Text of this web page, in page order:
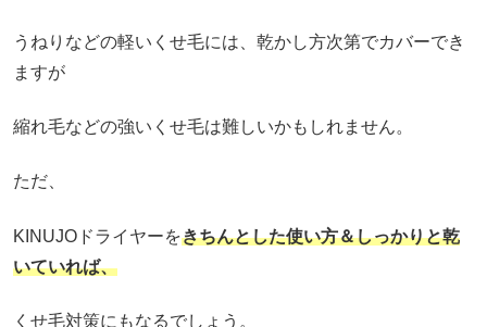
うねりなどの軽いくせ毛には、乾かし方次第でカバーでき
ますが
縮れ毛などの強いくせ毛は難しいかもしれません。
ただ、
KINUJOドライヤーをきちんとした使い方＆しっかりと乾
いていれば、
くせ毛対策にもなるでしょう。